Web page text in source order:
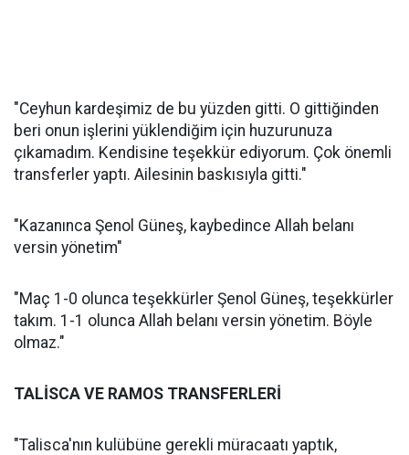
"Ceyhun kardeşimiz de bu yüzden gitti. O gittiğinden
beri onun işlerini yüklendiğim için huzurunuza
çıkamadım. Kendisine teşekkür ediyorum. Çok önemli
transferler yaptı. Ailesinin baskısıyla gitti."
"Kazanınca Şenol Güneş, kaybedince Allah belanı
versin yönetim"
"Maç 1-0 olunca teşekkürler Şenol Güneş, teşekkürler
takım. 1-1 olunca Allah belanı versin yönetim. Böyle
olmaz."
TALİSCA VE RAMOS TRANSFERLERİ
"Talisca'nın kulübüne gerekli müracaatı yaptık,